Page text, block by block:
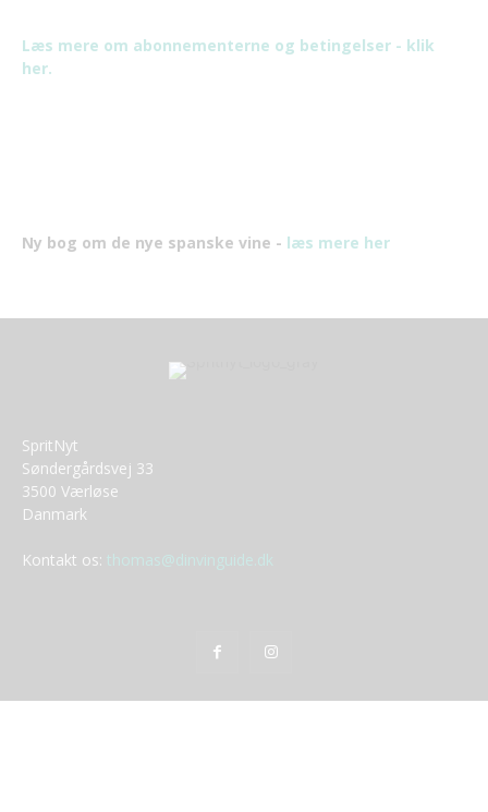
Læs mere om abonnementerne og betingelser - klik
her.
Ny bog om de nye spanske vine - læs mere her
SpritNyt
Søndergårdsvej 33
3500 Værløse
Danmark
Kontakt os: